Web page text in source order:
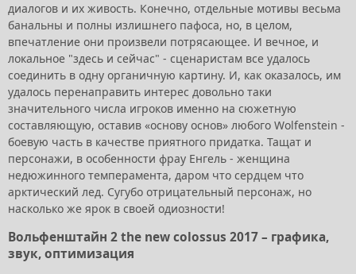
диалогов и их живость. Конечно, отдельные мотивы весьма
банальны и полны излишнего пафоса, но, в целом,
впечатление они произвели потрясающее. И вечное, и
локальное "здесь и сейчас" - сценаристам все удалось
соединить в одну органичную картину. И, как оказалось, им
удалось перенаправить интерес довольно таки
значительного числа игроков именно на сюжетную
составляющую, оставив «основу основ» любого Wolfenstein -
боевую часть в качестве приятного придатка. Тащат и
персонажи, в особенности фрау Енгель - женщина
недюжинного темперамента, даром что сердцем что
арктический лед. Сугубо отрицательный персонаж, но
насколько же ярок в своей одиозности!
Вольфенштайн 2 the new colossus 2017 – графика,
звук, оптимизация